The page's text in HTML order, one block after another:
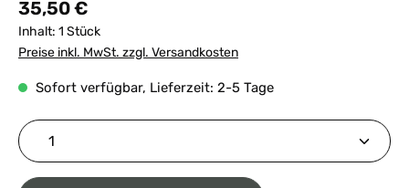
Regulärer Preis:
35,50 €
Inhalt: 1 Stück
Preise inkl. MwSt. zzgl. Versandkosten
Sofort verfügbar, Lieferzeit: 2-5 Tage
Produkt Anzahl: Gib den gewünschten Wert ein